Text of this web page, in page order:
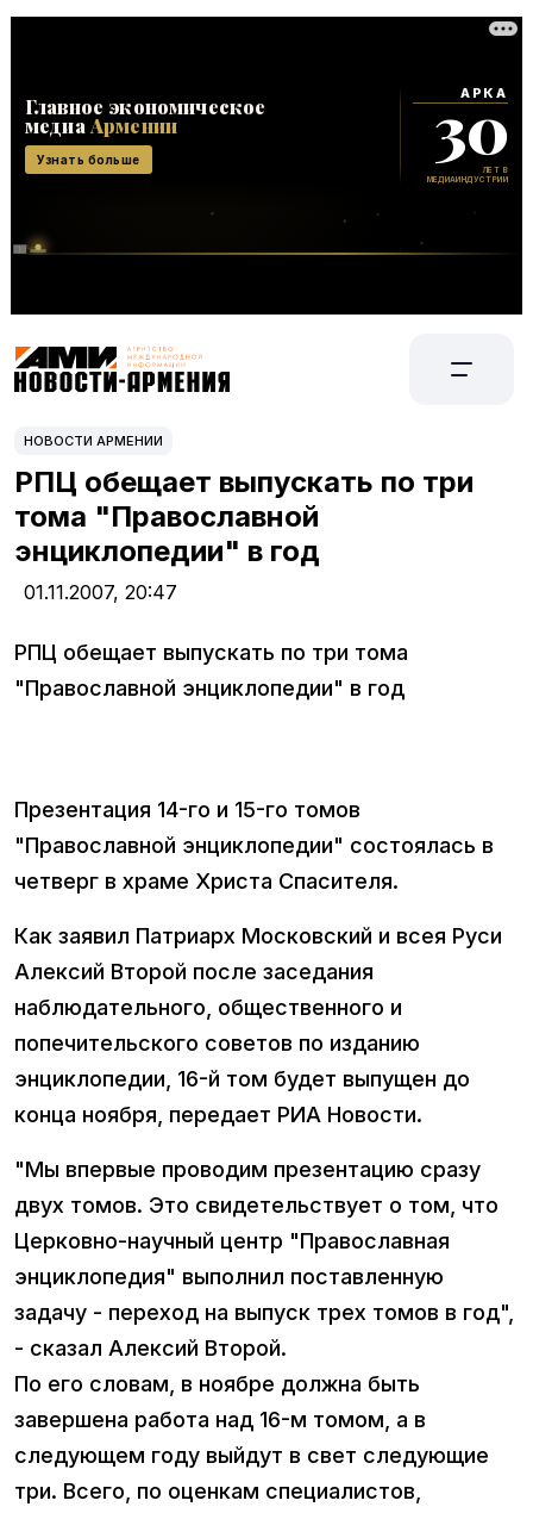
НОВОСТИ АРМЕНИИ
РПЦ обещает выпускать по три
тома "Православной
энциклопедии" в год
01.11.2007, 20:47
РПЦ обещает выпускать по три тома
"Православной энциклопедии" в год
Презентация 14-го и 15-го томов
"Православной энциклопедии" состоялась в
четверг в храме Христа Спасителя.
Как заявил Патриарх Московский и всея Руси
Алексий Второй после заседания
наблюдательного, общественного и
попечительского советов по изданию
энциклопедии, 16-й том будет выпущен до
конца ноября, передает РИА Новости.
"Мы впервые проводим презентацию сразу
двух томов. Это свидетельствует о том, что
Церковно-научный центр "Православная
энциклопедия" выполнил поставленную
задачу - переход на выпуск трех томов в год",
- сказал Алексий Второй.
По его словам, в ноябре должна быть
завершена работа над 16-м томом, а в
следующем году выйдут в свет следующие
три. Всего, по оценкам специалистов,